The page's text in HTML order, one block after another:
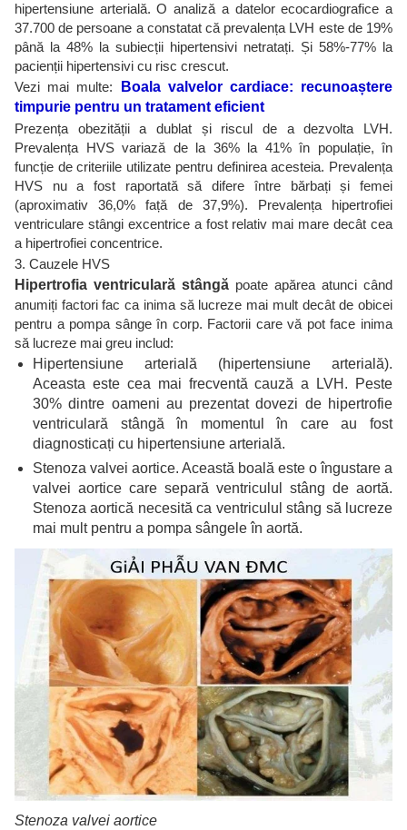
hipertensiune arterială. O analiză a datelor ecocardiografice a
37.700 de persoane a constatat că prevalența LVH este de 19%
până la 48% la subiecții hipertensivi netratați. Și 58%-77% la
pacienții hipertensivi cu risc crescut.
Vezi mai multe:
Boala valvelor cardiace: recunoaștere
timpurie pentru un tratament eficient
Prezența obezității a dublat și riscul de a dezvolta LVH.
Prevalența HVS variază de la 36% la 41% în populație, în
funcție de criteriile utilizate pentru definirea acesteia. Prevalența
HVS nu a fost raportată să difere între bărbați și femei
(aproximativ 36,0% față de 37,9%). Prevalența hipertrofiei
ventriculare stângi excentrice a fost relativ mai mare decât cea
a hipertrofiei concentrice.
3. Cauzele HVS
Hipertrofia ventriculară stângă poate apărea atunci când
anumiți factori fac ca inima să lucreze mai mult decât de obicei
pentru a pompa sânge în corp. Factorii care vă pot face inima
să lucreze mai greu includ:
Hipertensiune arterială (hipertensiune arterială).
Aceasta este cea mai frecventă cauză a LVH. Peste
30% dintre oameni au prezentat dovezi de hipertrofie
ventriculară stângă în momentul în care au fost
diagnosticați cu hipertensiune arterială.
Stenoza valvei aortice. Această boală este o îngustare a
valvei aortice care separă ventriculul stâng de aortă.
Stenoza aortică necesită ca ventriculul stâng să lucreze
mai mult pentru a pompa sângele în aortă.
Stenoza valvei aortice